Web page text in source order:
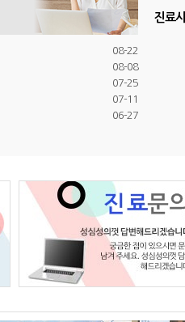
08-22
08-08
07-25
07-11
06-27
진료